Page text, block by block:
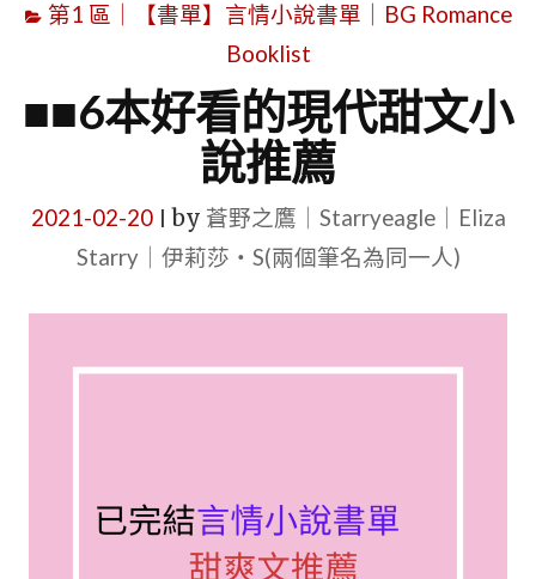
第1 區｜【書單】言情小說書單｜BG Romance
Booklist
■■6本好看的現代甜文小
說推薦
2021-02-20| by 蒼野之鷹｜Starryeagle｜Eliza
Starry｜伊莉莎・S(兩個筆名為同一人)